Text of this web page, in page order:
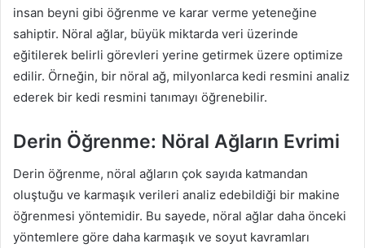
insan beyni gibi öğrenme ve karar verme yeteneğine
sahiptir. Nöral ağlar, büyük miktarda veri üzerinde
eğitilerek belirli görevleri yerine getirmek üzere optimize
edilir. Örneğin, bir nöral ağ, milyonlarca kedi resmini analiz
ederek bir kedi resmini tanımayı öğrenebilir.
Derin Öğrenme: Nöral Ağların Evrimi
Derin öğrenme, nöral ağların çok sayıda katmandan
oluştuğu ve karmaşık verileri analiz edebildiği bir makine
öğrenmesi yöntemidir. Bu sayede, nöral ağlar daha önceki
yöntemlere göre daha karmaşık ve soyut kavramları